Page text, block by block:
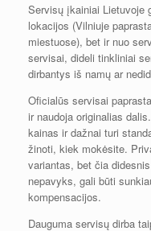
Servisų įkainiai Lietuvoje
lokacijos (Vilniuje
miestuose), bet ir nuo
servisai, dideli tinkliniai
dirbantys iš namų ar
Oficialūs servisai
ir naudoja originalias
kainas ir dažnai turi
žinoti, kiek mokėsite.
variantas, bet čia
nepavyks, gali būti
kompensacijos.
Dauguma servisų dirba